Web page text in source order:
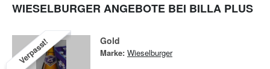
WIESELBURGER ANGEBOTE BEI BILLA PLUS
Verpasst! Gold
Marke: Wieselburger